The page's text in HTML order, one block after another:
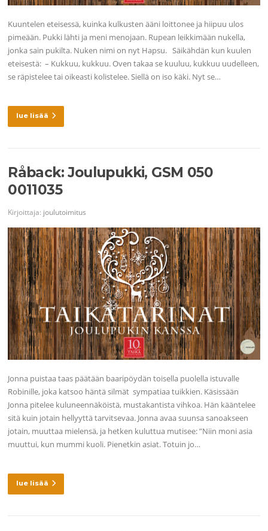
Kuuntelen eteisessä, kuinka kulkusten ääni loittonee ja hiipuu ulos
pimeään. Pukki lähti ja meni menojaan. Rupean leikkimään nukella,
jonka sain pukilta. Nuken nimi on nyt Hapsu. Säikähdän kun kuulen
eteisestä: – Kukkuu, kukkuu. Oven takaa se kuuluu, kukkuu uudelleen,
se räpistelee tai oikeasti kolistelee. Siellä on iso käki. Nyt se…
lue lisää
Råback: Joulupukki, GSM 050
0011035
Kirjoittaja: joulutoimitus
Jonna puistaa taas päätään baaripöydän toisella puolella istuvalle
Robinille, joka katsoo häntä silmät sympatiaa tuikkien. Käsissään
Jonna pitelee kuluneennäköistä, mustakantista vihkoa. Hän kääntelee
sitä kuin jotain hellyyttä tarvitsevaa. Jonna avaa suunsa sanoakseen
jotain, muuttaa mielensä, ja hetken kuluttua mutisee: ”Niin moni asia
muuttui, kun mummi kuoli. Pienetkin asiat. Totuin jo…
lue lisää